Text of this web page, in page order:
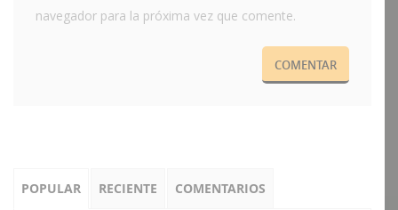
navegador para la próxima vez que comente.
POPULAR RECIENTE COMENTARIOS